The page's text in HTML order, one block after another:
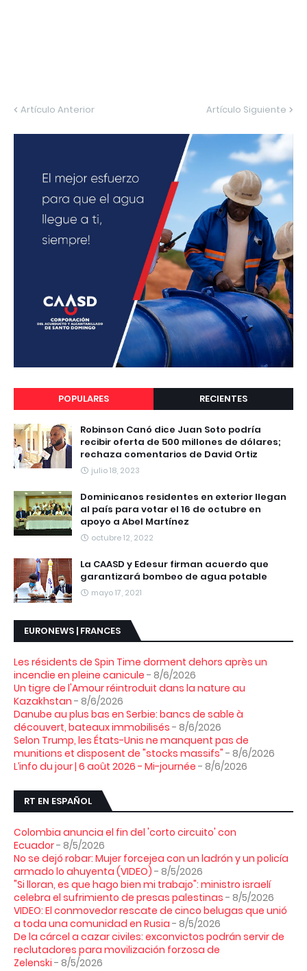
Artículo Anterior Artículo Siguiente
POPULARES RECIENTES
Robinson Canó dice Juan Soto podría
recibir oferta de 500 millones de dólares;
rechaza comentarios de David Ortiz
julio 18, 2023
Dominicanos residentes en exterior llegan
al país para votar el 16 de octubre en
apoyo a Abel Martínez
octubre 12, 2022
La CAASD y Edesur firman acuerdo que
garantizará bombeo de agua potable
mayo 17, 2021
EURONEWS | FRANCES
Les résidents de Spin Time dorment dehors après un
incendie en pleine canicule - 8/6/2026
Un tigre de l'Amour réintroduit dans la nature au
Kazakhstan - 8/6/2026
Danube au plus bas en Serbie: bancs de sable à
découvert, bateaux immobilisés - 8/6/2026
Selon Trump, les États-Unis ne manquent pas de
munitions et disposent de "stocks massifs" - 8/6/2026
L’info du jour | 6 août 2026 - Mi-journée - 8/6/2026
RT EN ESPAÑOL
Colombia anuncia el fin del 'corto circuito' con
Ecuador- 8/5/2026
No se dejó robar: Mujer forcejea con un ladrón y un policía
armado lo ahuyenta (VIDEO) - 8/5/2026
"Si lloran, es que hago bien mi trabajo": ministro israelí
celebra el sufrimiento de presas palestinas - 8/5/2026
VIDEO: El conmovedor rescate de cinco belugas que unió
a toda una comunidad en Rusia - 8/5/2026
De la cárcel a cazar civiles: exconvictos podrán servir de
reclutadores para movilización forzosa de
Zelenski - 8/5/2026